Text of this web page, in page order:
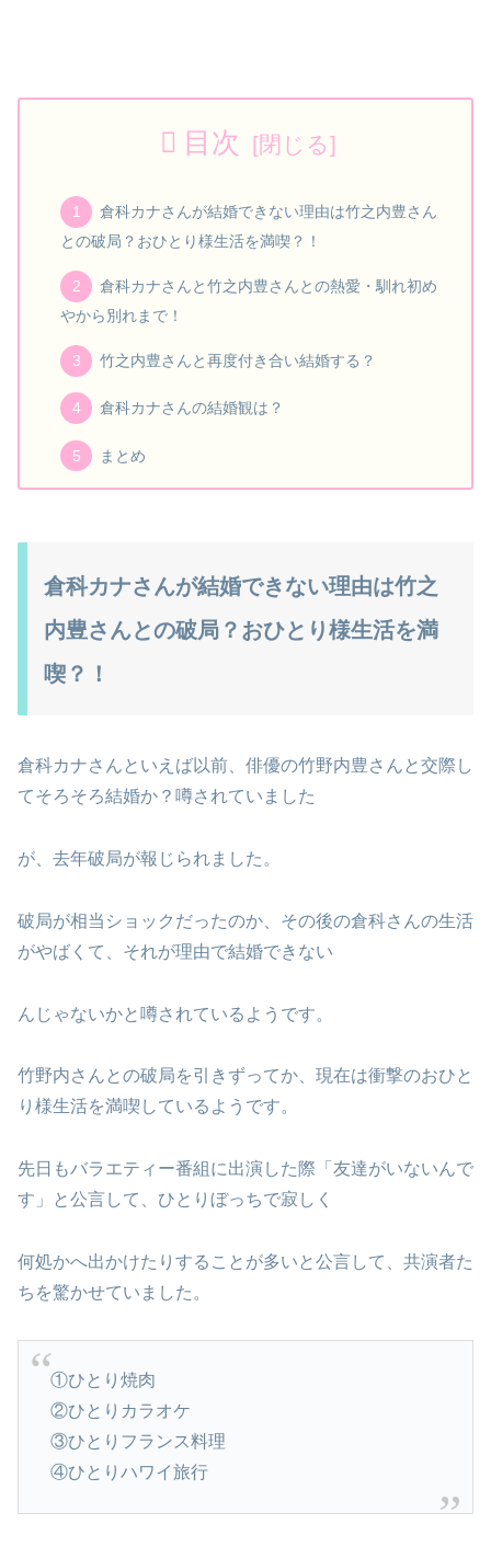
目次
倉科カナさんが結婚できない理由は竹之内豊さん
との破局？おひとり様生活を満喫？！
倉科カナさんと竹之内豊さんとの熱愛・馴れ初め
やから別れまで！
竹之内豊さんと再度付き合い結婚する？
倉科カナさんの結婚観は？
まとめ
倉科カナさんが結婚できない理由は竹之
内豊さんとの破局？おひとり様生活を満
喫？！
倉科カナさんといえば以前、俳優の竹野内豊さんと交際し
てそろそろ結婚か？噂されていました
が、去年破局が報じられました。
破局が相当ショックだったのか、その後の倉科さんの生活
がやばくて、それが理由で結婚できない
んじゃないかと噂されているようです。
竹野内さんとの破局を引きずってか、現在は衝撃のおひと
り様生活を満喫しているようです。
先日もバラエティー番組に出演した際「友達がいないんで
す」と公言して、ひとりぼっちで寂しく
何処かへ出かけたりすることが多いと公言して、共演者た
ちを驚かせていました。
①ひとり焼肉
②ひとりカラオケ
③ひとりフランス料理
④ひとりハワイ旅行